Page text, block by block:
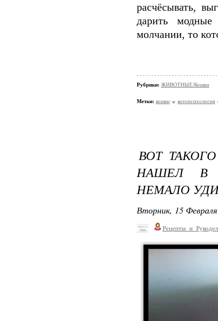
расчёсывать,
дарить
молчании, то
Рубрики: ЖИВОТНЫЕ/Кошки
Метки: кошки котопсихология
ВОТ
НАШЕЛ В
НЕМАЛО
Вторник, 15